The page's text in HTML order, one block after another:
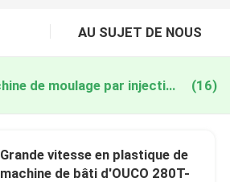
AU SUJET DE NOUS
LA CHINE Machine de moulage par injection de PVC (16)
Grande vitesse en plastique de
machine de bâti d'OUCO 280T-